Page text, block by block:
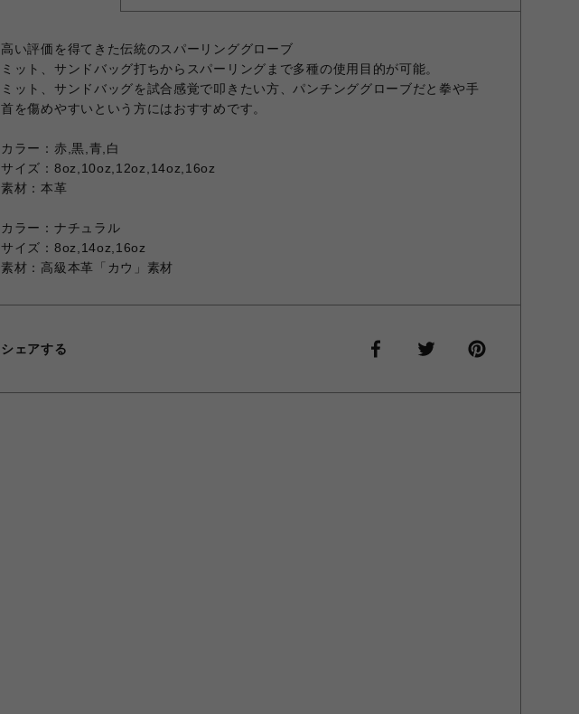
高い評価を得てきた伝統のスパーリンググローブ
ミット、サンドバッグ打ちからスパーリングまで多種の使用目的が可能。
ミット、サンドバッグを試合感覚で叩きたい方、パンチンググローブだと拳や手
首を傷めやすいという方にはおすすめです。
カラー：赤,黒,青,白
サイズ：8oz,10oz,12oz,14oz,16oz
素材：本革
カラー：ナチュラル
サイズ：8oz,14oz,16oz
素材：高級本革「カウ」素材
シェアする